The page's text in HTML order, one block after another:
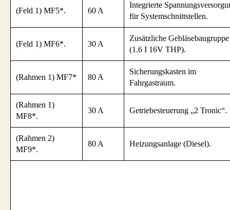
(Feld 1) MF5*. 60 A
Integrierte
für Systemschnittstellen.
(Feld 1) MF6*. 30 A
Zusätzliche Gebläsebaugruppe
(1.6 I 16V THP).
(Rahmen 1) MF7* 80 A
Sicherungskasten im
Fahrgastraum.
(Rahmen 1)
MF8*.
30 A Getriebesteuerung „2 Tronic“.
(Rahmen 2)
MF9*.
80 A Heizungsanlage (Diesel).